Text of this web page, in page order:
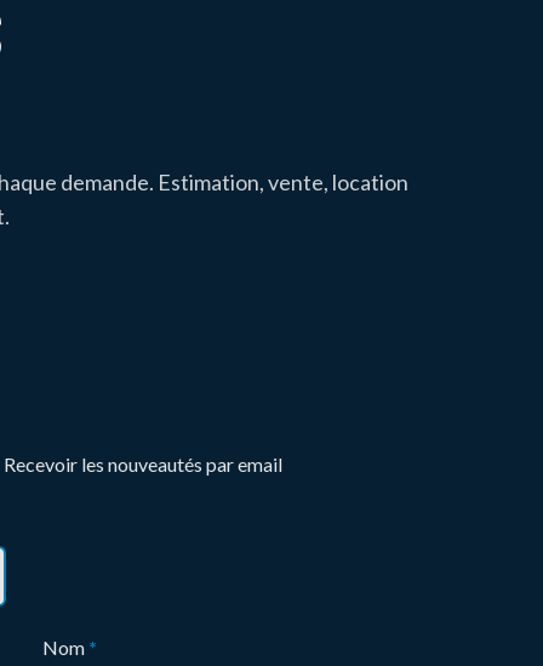
demande. Estimation, vente, location
Recevoir les nouveautés par email
Nom*